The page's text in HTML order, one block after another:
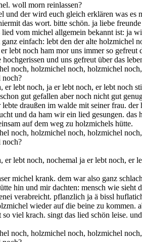
woll morn reinlassen?
und der wird euch gleich erklären was es
das wort. bitte schön. ja liebe
vom michel allgemein bekannt ist: ja
einfach: lebt den der alte holzmichel
lebt noch ham mor uns immer so gefreut
und uns gefreut über das
noch, holzmichel noch, holzmichel
noch?
er lebt noch, ja er lebt noch, er lebt noch
gut gefallen aber noch nicht gut
draußen im walde mit seiner frau. der
und da ham wir ein lied gesungen. das
auf dem weg zu holzmichels hütte.
noch, holzmichel noch, holzmichel
noch?
er lebt noch, nochemal ja er lebt noch, er
michel krank. dem war also ganz
hin und mir dachten: mensch wie sieht
verabreicht. pflanzlich ja ä bissl
wieder auf die beine zu kommen.
so viel krach. singt das lied schön leise.
noch, holzmichel noch, holzmichel